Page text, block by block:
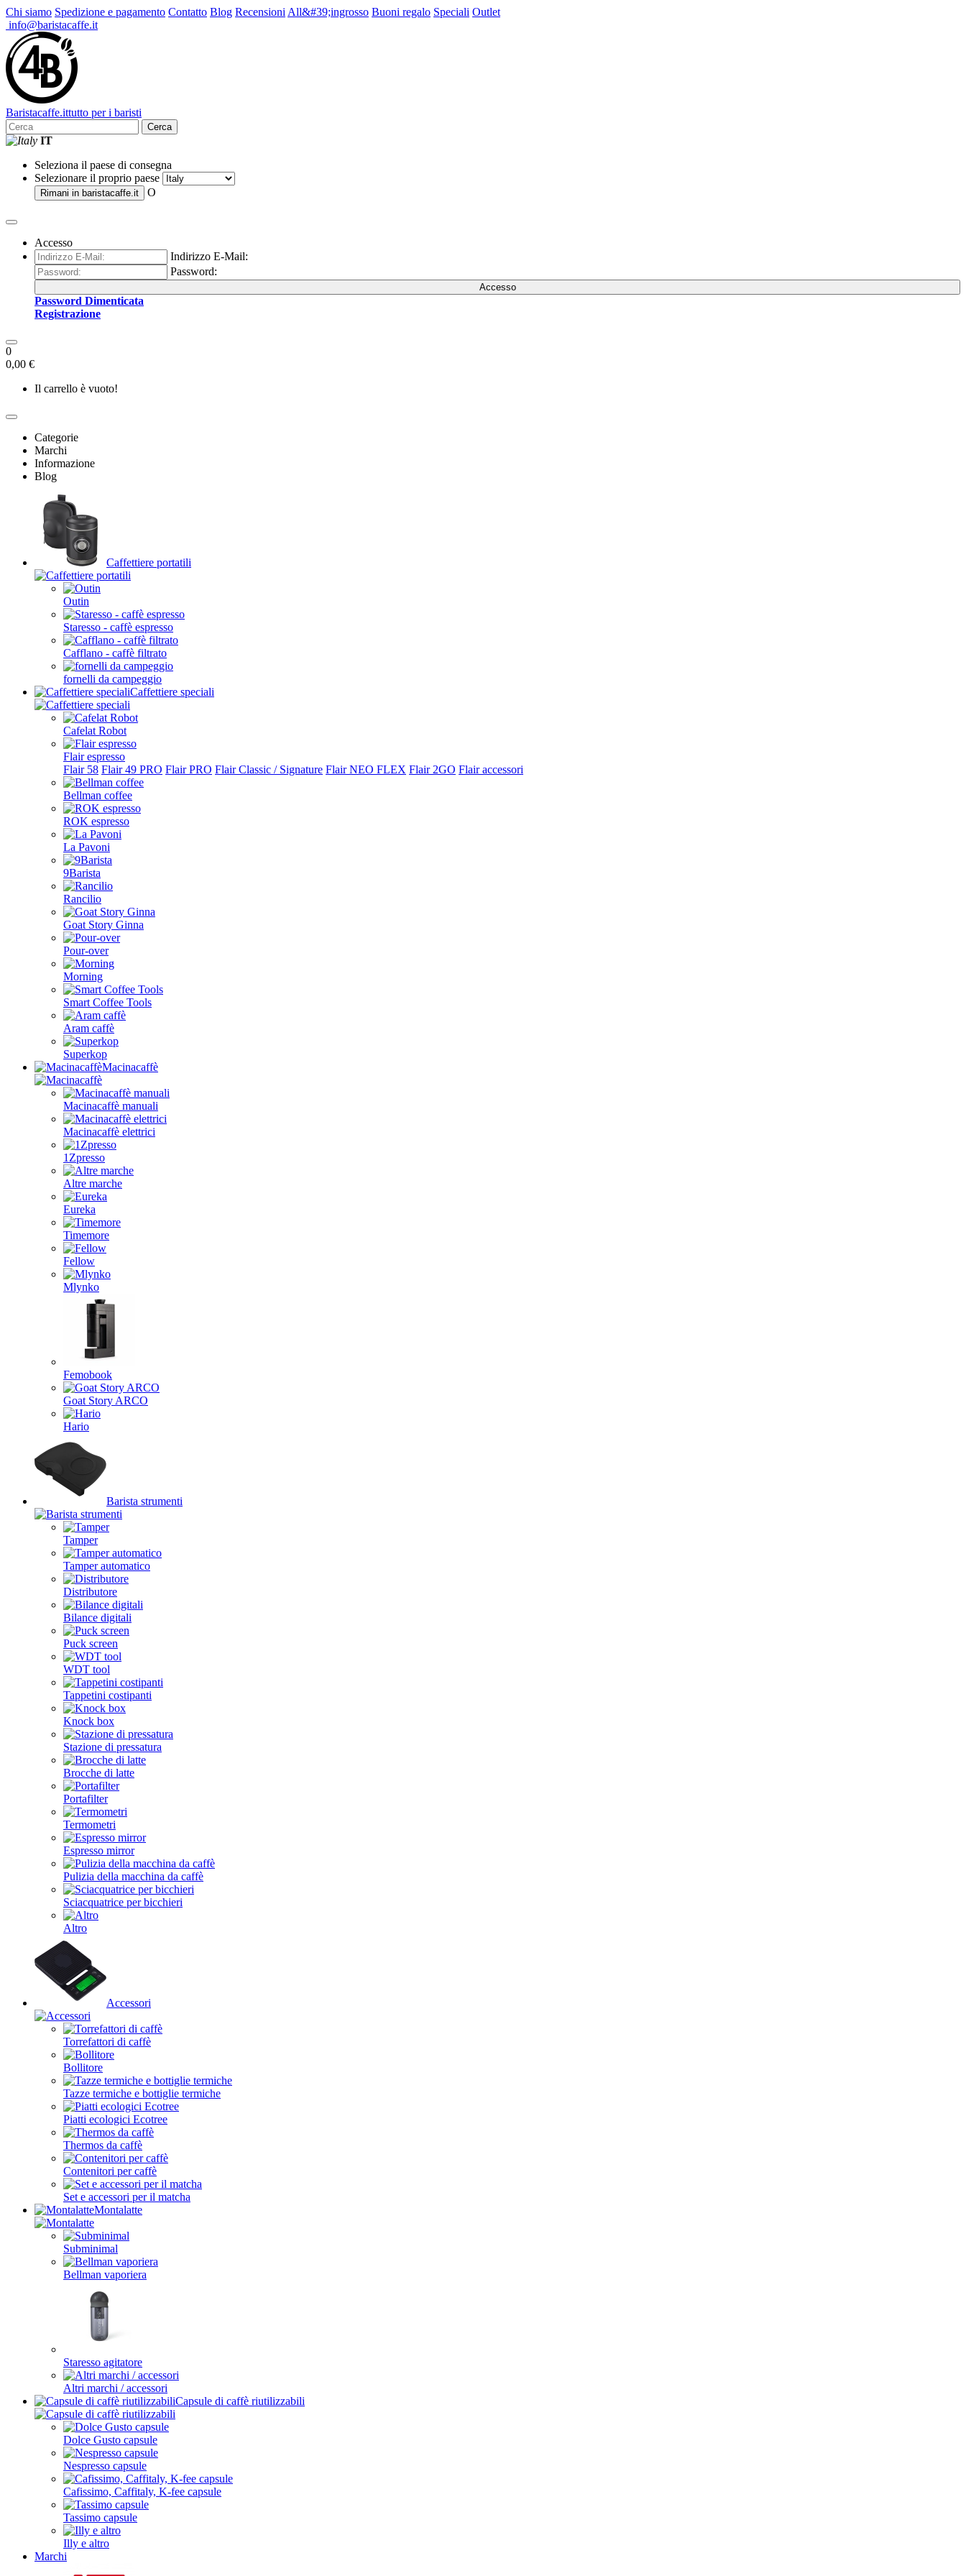
Chi siamo Spedizione e pagamento Contatto Blog Recensioni All&#39;ingrosso Buoni regalo Speciali Outlet
info@baristacaffe.it
Baristacaffe.ittutto per i baristi
Cerca
IT
Seleziona il paese di consegna
Selezionare il proprio paese
Rimani in baristacaffe.it O
Accesso
Indirizzo E-Mail:
Password:
Accesso
Password Dimenticata
Registrazione
0
0,00 €
Il carrello è vuoto!
Categorie
Marchi
Informazione
Blog
Caffettiere portatili
Outin
Staresso - caffè espresso
Cafflano - caffè filtrato
fornelli da campeggio
Caffettiere speciali
Cafelat Robot
Flair espresso
Flair 58 Flair 49 PRO Flair PRO Flair Classic / Signature Flair NEO FLEX Flair 2GO Flair accessori
Bellman coffee
ROK espresso
La Pavoni
9Barista
Rancilio
Goat Story Ginna
Pour-over
Morning
Smart Coffee Tools
Aram caffè
Superkop
Macinacaffè
Macinacaffè manuali
Macinacaffè elettrici
1Zpresso
Altre marche
Eureka
Timemore
Fellow
Mlynko
Femobook
Goat Story ARCO
Hario
Barista strumenti
Tamper
Tamper automatico
Distributore
Bilance digitali
Puck screen
WDT tool
Tappetini costipanti
Knock box
Stazione di pressatura
Brocche di latte
Portafilter
Termometri
Espresso mirror
Pulizia della macchina da caffè
Sciacquatrice per bicchieri
Altro
Accessori
Torrefattori di caffè
Bollitore
Tazze termiche e bottiglie termiche
Piatti ecologici Ecotree
Thermos da caffè
Contenitori per caffè
Set e accessori per il matcha
Montalatte
Subminimal
Bellman vaporiera
Staresso agitatore
Altri marchi / accessori
Capsule di caffè riutilizzabili
Dolce Gusto capsule
Nespresso capsule
Cafissimo, Caffitaly, K-fee capsule
Tassimo capsule
Illy e altro
Marchi